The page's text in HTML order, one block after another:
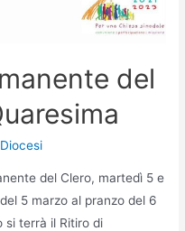
del
Diocesi
del Clero, martedì 5 e
5 marzo al pranzo del 6
si terrà il Ritiro di